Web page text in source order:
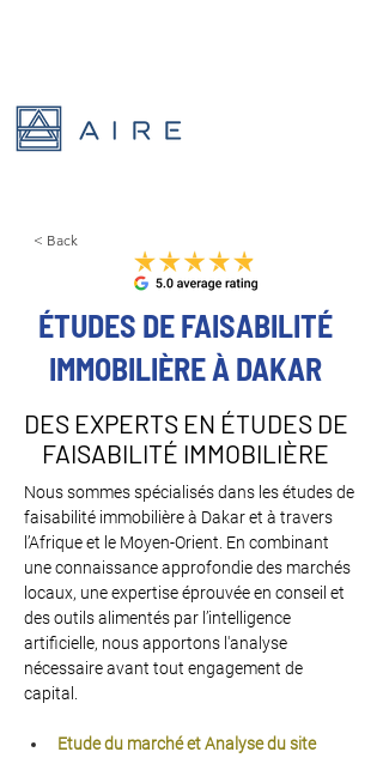
< Back
ÉTUDES DE FAISABILITÉ
IMMOBILIÈRE À DAKAR
DES EXPERTS EN ÉTUDES DE
FAISABILITÉ IMMOBILIÈRE
Nous sommes spécialisés dans les études de
faisabilité immobilière à Dakar et à travers
l’Afrique et le Moyen-Orient. En combinant
une connaissance approfondie des marchés
locaux, une expertise éprouvée en conseil et
des outils alimentés par l’intelligence
artificielle, nous apportons l'analyse
nécessaire avant tout engagement de
capital.
Etude du marché et Analyse du site